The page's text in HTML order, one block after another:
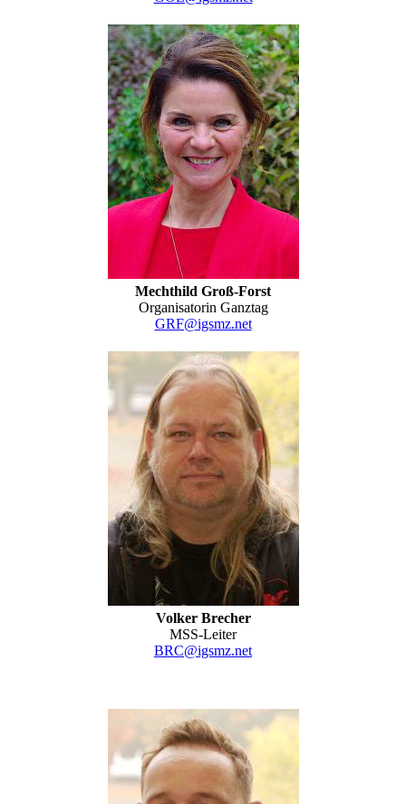
Mechthild Groß-Forst
Organisatorin Ganztag
GRF@igsmz.net
Volker Brecher
MSS-Leiter
BRC@igsmz.net